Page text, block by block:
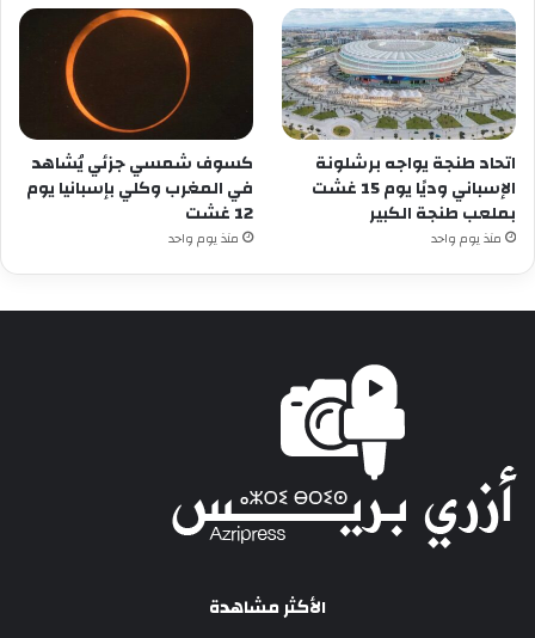
اتحاد طنجة يواجه برشلونة
الإسباني وديًا يوم 15 غشت
بملعب طنجة الكبير
منذ يوم واحد
كسوف شمسي جزئي يُشاهد
في المغرب وكلي بإسبانيا يوم
12 غشت
منذ يوم واحد
الأكثر مشاهدة